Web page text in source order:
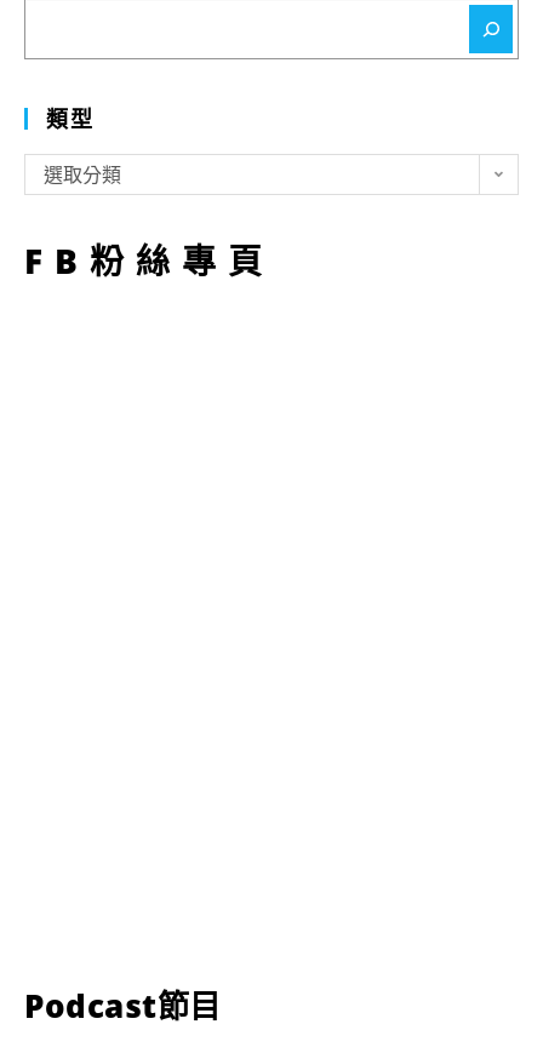
類型
型
選取分類
FB粉絲專頁
Podcast節目